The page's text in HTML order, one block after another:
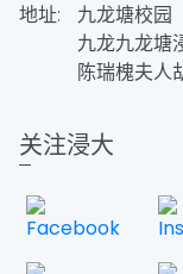
地址:
九龙塘校园
九龙九龙塘
陈瑞槐夫人
关注浸大